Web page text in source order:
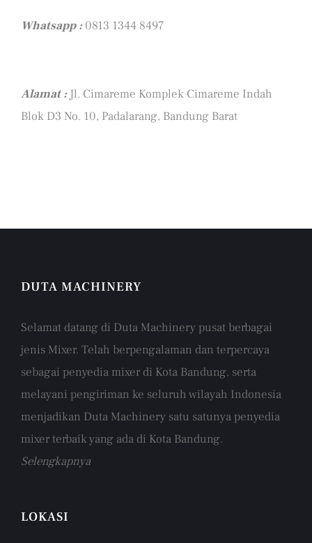
Whatsapp :0813 1344 8497
Alamat : Jl. Cimareme Komplek Cimareme Indah
Blok D3 No. 10, Padalarang, Bandung Barat
DUTA MACHINERY
Selamat datang di Duta Machinery pusat berbagai
jenis Mixer. Telah berpengalaman dan terpercaya
sebagai penyedia mixer di Kota Bandung, serta
melayani pengiriman ke seluruh wilayah Indonesia
menjadikan Duta Machinery satu satunya penyedia
mixer terbaik yang ada di Kota Bandung.
Selengkapnya
LOKASI